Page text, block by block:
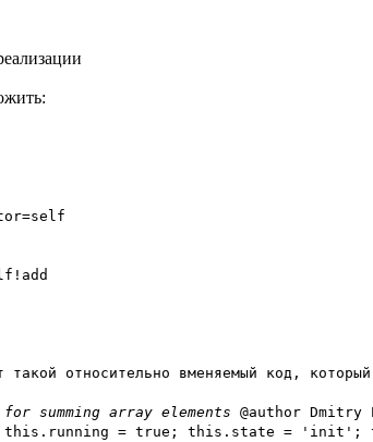
такой относительно вменяемый код,
summing array elements @author Dmitry
= true; this.state = 'init';